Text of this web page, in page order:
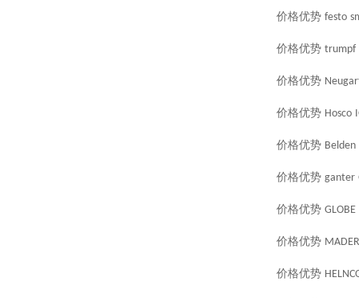
价格优势 festo
价格优势 trumpf
价格优势
价格优势 Hosco
价格优势 Belden
价格优势 ganter
价格优势 GLOBE
价格优势 MADER
价格优势